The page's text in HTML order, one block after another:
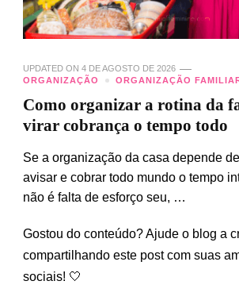
UPDATED ON 4 DE AGOSTO DE 2026
ORGANIZAÇÃO
ORGANIZAÇÃO
Como organizar a rotina da
virar cobrança o tempo todo
Se a organização da casa depende
avisar e cobrar todo mundo o tempo
não é falta de esforço seu, …
Gostou do conteúdo? Ajude o blog a
compartilhando este post com suas
sociais! 🤍